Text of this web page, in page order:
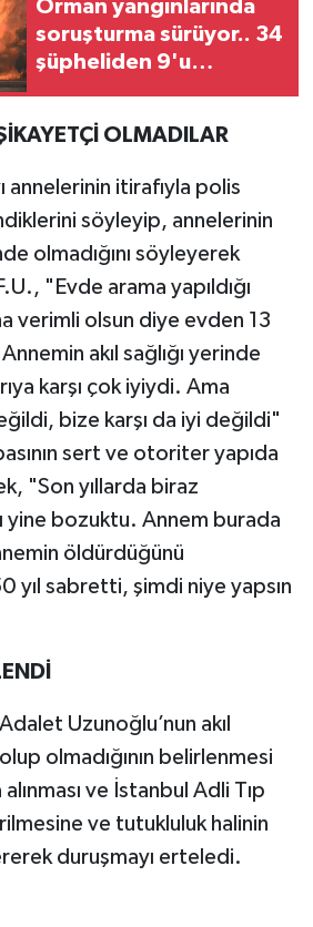
Orman yangınlarında
soruşturma sürüyor.. 34
şüpheliden 9'u
OLMADILAR
annelerinin itirafıyla polis
söyleyip, annelerinin
olmadığını söyleyerek
"Evde arama yapıldığı
verimli olsun diye evden 13
akıl sağlığı yerinde
karşı çok iyiydi. Ama
bize karşı da iyi değildi"
sert ve otoriter yapıda
"Son yıllarda biraz
yine bozuktu. Annem burada
öldürdüğünü
yıl sabretti, şimdi niye yapsın
Uzunoğlu’nun akıl
olmadığının belirlenmesi
ve İstanbul Adli Tıp
ve tutukluluk halinin
duruşmayı erteledi.